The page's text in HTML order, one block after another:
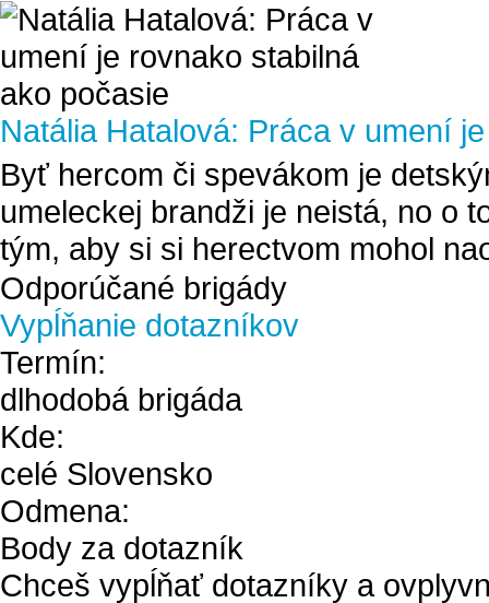
Natália Hatalová: Práca v umení
Byť hercom či spevákom je
umeleckej brandži je neistá, no o
tým, aby si si herectvom mohol
Odporúčané brigády
Vypĺňanie dotazníkov
Termín:
dlhodobá brigáda
Kde:
celé Slovensko
Odmena:
Body za dotazník
Chceš vypĺňať dotazníky a